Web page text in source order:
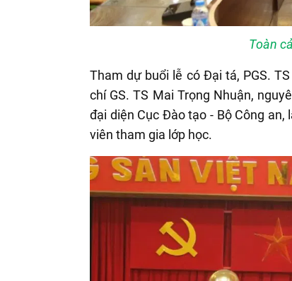
Toàn
Tham dự buổi lễ có Đại tá, PGS.
chí GS. TS Mai Trọng Nhuận,
đại diện Cục Đào tạo - Bộ Công
viên tham gia lớp học.